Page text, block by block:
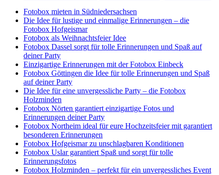
Fotobox mieten in Südniedersachsen
Die Idee für lustige und einmalige Erinnerungen – die
Fotobox Hofgeismar
Fotobox als Weihnachtsfeier Idee
Fotobox Dassel sorgt für tolle Erinnerungen und Spaß auf
deiner Party
Einzigartige Erinnerungen mit der Fotobox Einbeck
Fotobox Göttingen die Idee für tolle Erinnerungen und Spaß
auf deiner Party
Die Idee für eine unvergessliche Party – die Fotobox
Holzminden
Fotobox Nörten garantiert einzigartige Fotos und
Erinnerungen deiner Party
Fotobox Northeim ideal für eure Hochzeitsfeier mit garantiert
besonderen Erinnerungen
Fotobox Hofgeismar zu unschlagbaren Konditionen
Fotobox Uslar garantiert Spaß und sorgt für tolle
Erinnerungsfotos
Fotobox Holzminden – perfekt für ein unvergessliches Event